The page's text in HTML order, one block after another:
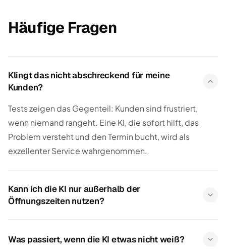
Häufige Fragen
Klingt das nicht abschreckend für meine
Kunden?
Tests zeigen das Gegenteil: Kunden sind frustriert,
wenn niemand rangeht. Eine KI, die sofort hilft, das
Problem versteht und den Termin bucht, wird als
exzellenter Service wahrgenommen.
Kann ich die KI nur außerhalb der
Öffnungszeiten nutzen?
Was passiert, wenn die KI etwas nicht weiß?